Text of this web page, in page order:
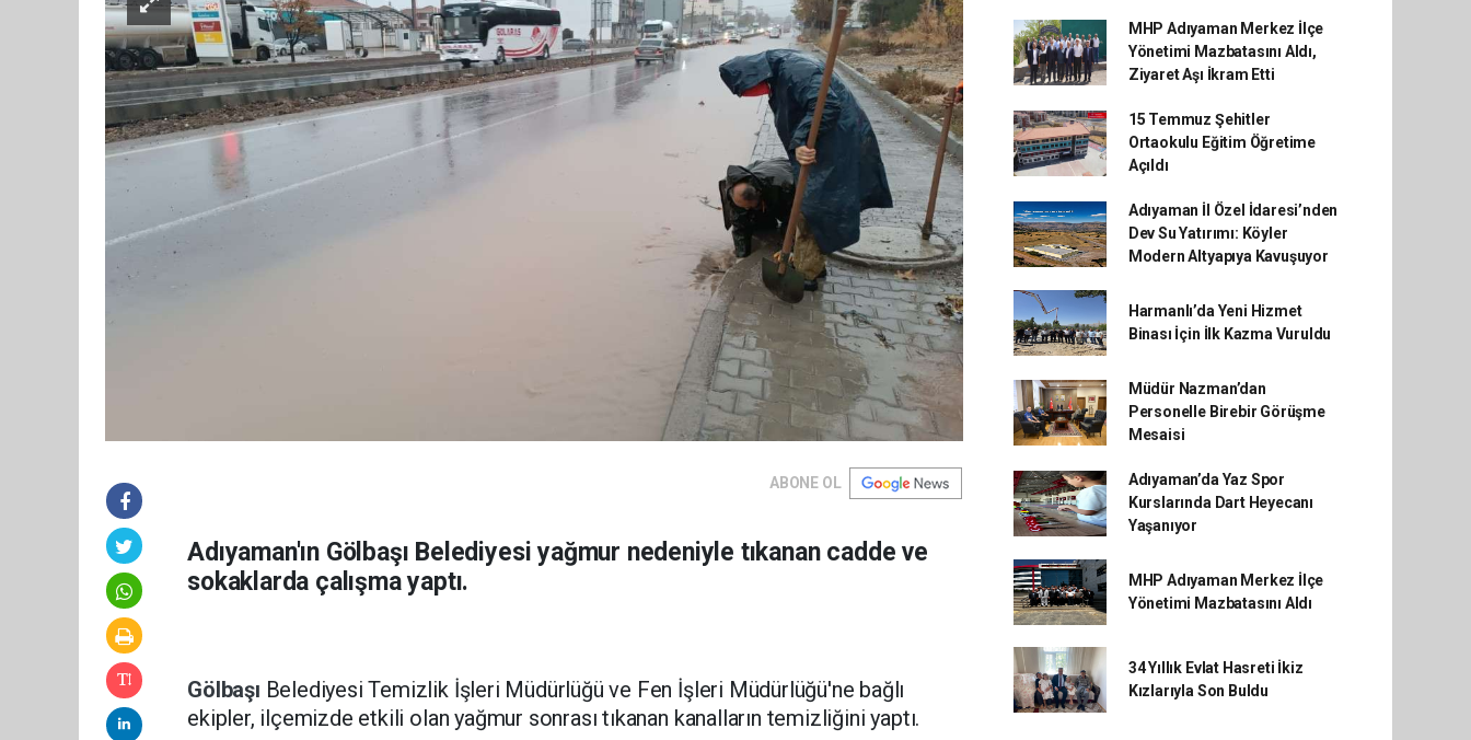
ABONE OL
Adıyaman'ın Gölbaşı Belediyesi yağmur nedeniyle tıkanan cadde ve
sokaklarda çalışma yaptı.
Gölbaşı Belediyesi Temizlik İşleri Müdürlüğü ve Fen İşleri Müdürlüğü'ne bağlı
ekipler, ilçemizde etkili olan yağmur sonrası tıkanan kanalların temizliğini yaptı.
MHP Adıyaman Merkez İlçe
Yönetimi Mazbatasını Aldı,
Ziyaret Aşı İkram Etti
15 Temmuz Şehitler
Ortaokulu Eğitim Öğretime
Açıldı
Adıyaman İl Özel İdaresi’nden
Dev Su Yatırımı: Köyler
Modern Altyapıya Kavuşuyor
Harmanlı’da Yeni Hizmet
Binası İçin İlk Kazma Vuruldu
Müdür Nazman’dan
Personelle Birebir Görüşme
Mesaisi
Adıyaman’da Yaz Spor
Kurslarında Dart Heyecanı
Yaşanıyor
MHP Adıyaman Merkez İlçe
Yönetimi Mazbatasını Aldı
34 Yıllık Evlat Hasreti İkiz
Kızlarıyla Son Buldu